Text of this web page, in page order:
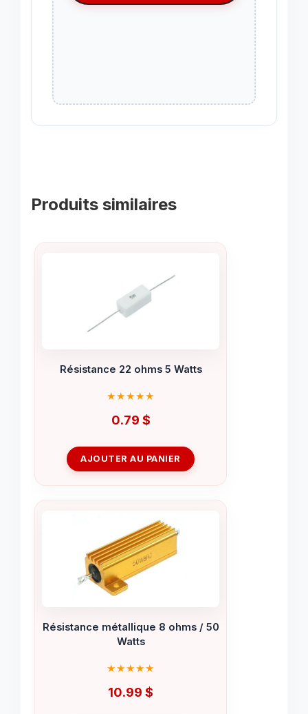
Produits similaires
Résistance 22 ohms 5 Watts
0.79 $
AJOUTER AU PANIER
Résistance métallique 8 ohms / 50
Watts
10.99 $